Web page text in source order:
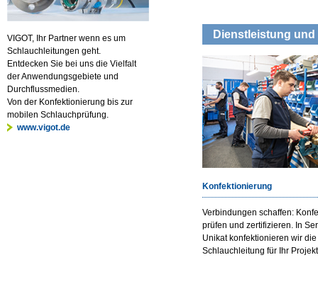
Dienstleistung
Konfektionierung
Verbindungen schaffen:
prüfen und zertifizieren. In
Unikat konfektionieren wir
Schlauchleitung für Ihr
VIGOT, Ihr Partner wenn es um
Schlauchleitungen geht.
Entdecken Sie bei uns die Vielfalt
der Anwendungsgebiete und
Durchflussmedien.
Von der Konfektionierung bis zur
mobilen Schlauchprüfung.
www.vigot.de